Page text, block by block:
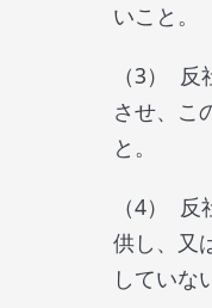
いこと。
反
させ、こ
と。
反
供し、又
していな